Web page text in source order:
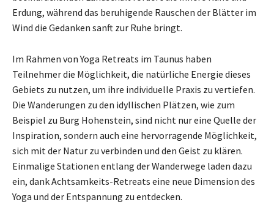
Erdung, während das beruhigende Rauschen der Blätter im
Wind die Gedanken sanft zur Ruhe bringt.
Im Rahmen von Yoga Retreats im Taunus haben
Teilnehmer die Möglichkeit, die natürliche Energie dieses
Gebiets zu nutzen, um ihre individuelle Praxis zu vertiefen.
Die Wanderungen zu den idyllischen Plätzen, wie zum
Beispiel zu Burg Hohenstein, sind nicht nur eine Quelle der
Inspiration, sondern auch eine hervorragende Möglichkeit,
sich mit der Natur zu verbinden und den Geist zu klären.
Einmalige Stationen entlang der Wanderwege laden dazu
ein, dank Achtsamkeits-Retreats eine neue Dimension des
Yoga und der Entspannung zu entdecken.